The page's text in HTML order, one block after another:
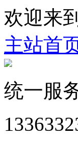
欢迎来
主站首
统一服